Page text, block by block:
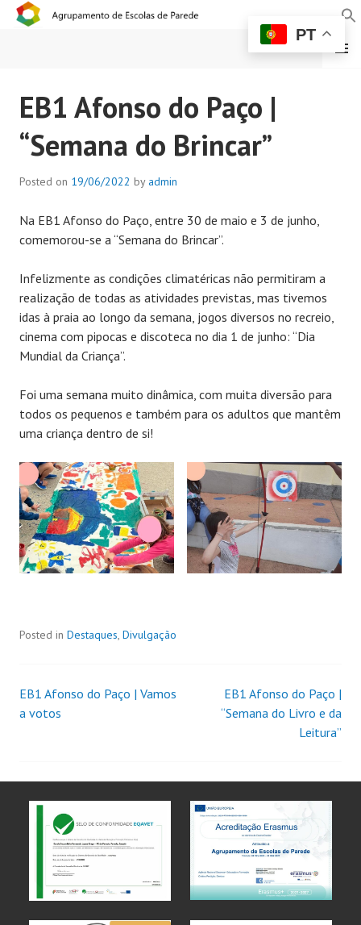
AGRUPAMENTO DE
ESCOLAS DE PAREDE
MENU
EB1 Afonso do Paço |
“Semana do Brincar”
Posted on 19/06/2022 by admin
Na EB1 Afonso do Paço, entre 30 de maio e 3 de junho,
comemorou-se a “Semana do Brincar”.
Infelizmente as condições climatéricas não permitiram a
realização de todas as atividades previstas, mas tivemos
idas à praia ao longo da semana, jogos diversos no recreio,
cinema com pipocas e discoteca no dia 1 de junho: “Dia
Mundial da Criança”.
Foi uma semana muito dinâmica, com muita diversão para
todos os pequenos e também para os adultos que mantêm
uma criança dentro de si!
Posted in Destaques Divulgação
EB1 Afonso do Paço | Vamos
a votos
EB1 Afonso do Paço |
“Semana do Livro e da
Leitura”
PT